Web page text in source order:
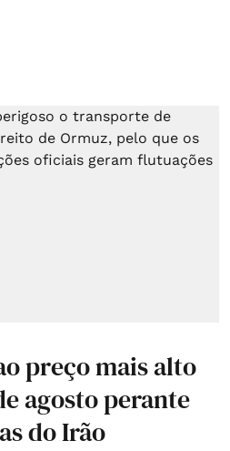
preço mais alto
agosto perante
do Irão